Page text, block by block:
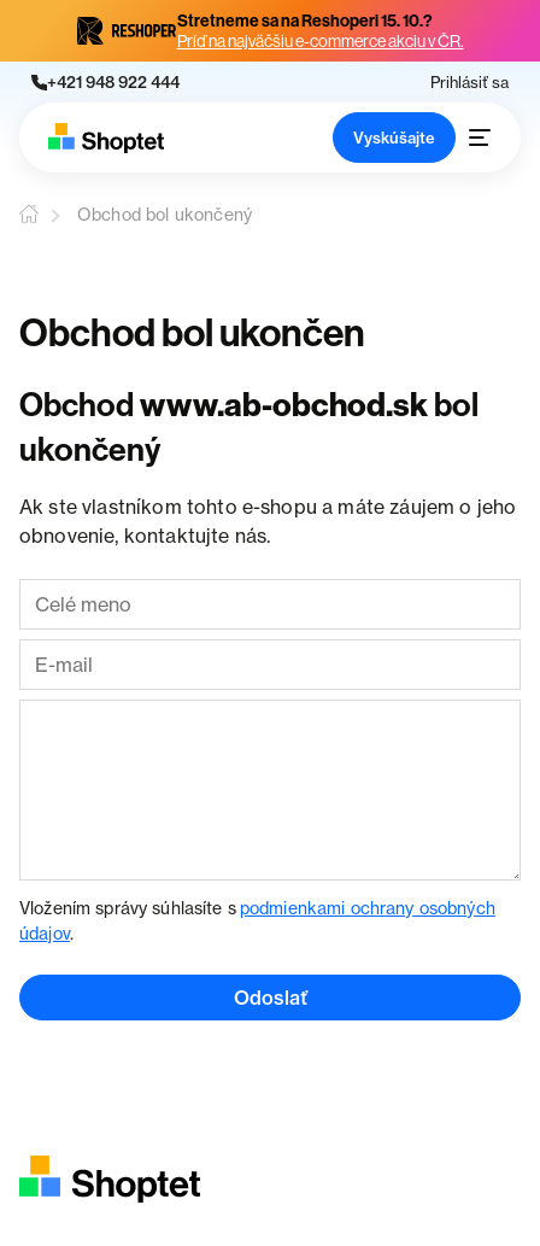
Stretneme sa na Reshoperi 15. 10.?
Príď na najväčšiu e-commerce akciu v ČR.
+421 948 922 444 Prihlásiť sa
Vyskúšajte
Obchod bol ukončený
Obchod bol ukončen
Obchodwww.ab-obchod.skbol
ukončený
Ak ste vlastníkom tohto e-shopu a máte záujem o jeho
obnovenie, kontaktujte nás.
Vložením správy súhlasíte spodmienkami ochrany osobných
údajov.
Odoslať